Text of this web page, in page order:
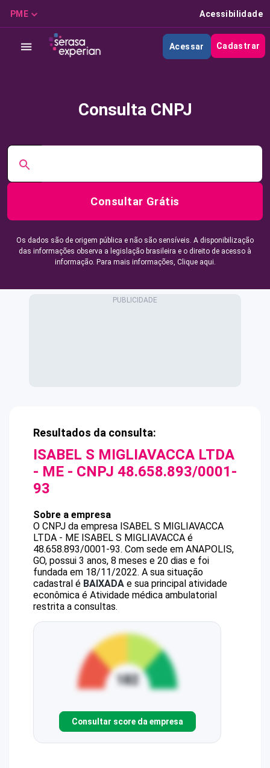
PME Acessibilidade
Acessar Cadastrar
Consulta CNPJ
Consultar Grátis
Os dados são de origem pública e não são sensíveis. A disponibilização
das informações observa a legislação brasileira e o direito de acesso à
informação. Para mais informações, Clique aqui.
Resultados da consulta:
ISABEL S MIGLIAVACCA LTDA
- ME - CNPJ 48.658.893/0001-
93
Sobre a empresa
O CNPJ da empresa ISABEL S MIGLIAVACCA
LTDA - ME ISABEL S MIGLIAVACCA é
48.658.893/0001-93. Com sede em ANAPOLIS,
GO, possui 3 anos, 8 meses e 20 dias e foi
fundada em 18/11/2022. A sua situação
cadastral é BAIXADA e sua principal atividade
econômica é Atividade médica ambulatorial
restrita a consultas.
Consultar score da empresa